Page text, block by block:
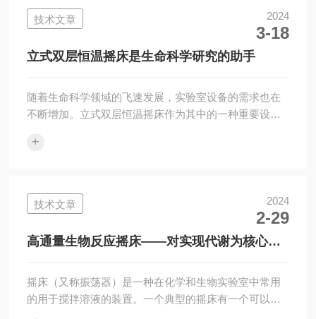
使振动系统产生持续的微小振动；控制系统则负责调节
振动的频率和幅度，以满足不同实验或生产的需求。工
作原理基于振动学的基本原理，通过精确的力学分析和
电子控制技术，实现微小而稳定的振动输出。这种振...
技术文章 2024
3-18
立式双层恒温摇床是生命科学研究的助手
随着生命科学领域的飞速发展，实验室设备的需求也在
不断增加。立式双层恒温摇床作为其中的一种重要设
的便利。本文将深入探讨工作原理、应用领域以及其在
一个恒定的温度和适宜的摇动环境。其工作原理主要包
括温度控制和摇动控制两部分。在温度控制方面，通常
采用的PID温度控制技术，能够精准地控制实验室内的温
度，确保实验过程的稳定性和可重复性。同时，双层...
+
技术文章 2024
2-29
高通量生物反应摇床——对实现代谢为核心的
摇床（又称振荡器）是一种在化学和生物实验室中常用
的用于搅拌溶液的装置。一个典型的摇床有一个可以由